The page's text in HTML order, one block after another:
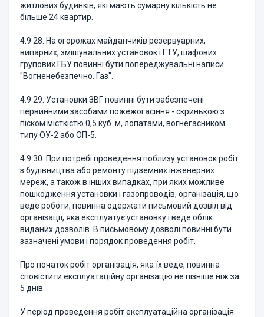
житлових будинків, які мають сумарну кількість не
більше 24 квартир.
4.9.28. На огорожах майданчиків резервуарних,
випарних, змішувальних установок і ГТУ, шафових
групових ГБУ повинні бути попереджувальні написи
"Вогненебезпечно. Газ".
4.9.29. Установки ЗВГ повинні бути забезпечені
первинними засобами пожежогасіння - скринькою з
піском місткістю 0,5 куб. м, лопатами, вогнегасником
типу ОУ-2 або ОП-5.
4.9.30. При потребі проведення поблизу установок робіт
з будівництва або ремонту підземних інженерних
мереж, а також в інших випадках, при яких можливе
пошкодження установки і газопроводів, організація, що
веде роботи, повинна одержати письмовий дозвіл від
організації, яка експлуатує установку і веде облік
виданих дозволів. В письмовому дозволі повинні бути
зазначені умови і порядок проведення робіт.
Про початок робіт організація, яка їх веде, повинна
сповістити експлуатаційну організацію не пізніше ніж за
5 днів.
У період проведення робіт експлуатаційна організація